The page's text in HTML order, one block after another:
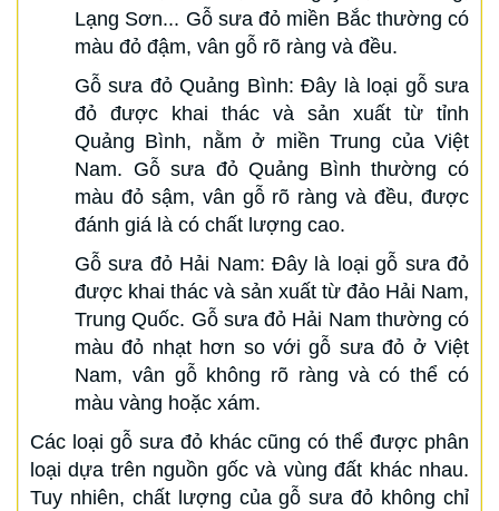
Lạng Sơn... Gỗ sưa đỏ miền Bắc thường có
màu đỏ đậm, vân gỗ rõ ràng và đều.
Gỗ sưa đỏ Quảng Bình: Đây là loại gỗ sưa
đỏ được khai thác và sản xuất từ tỉnh
Quảng Bình, nằm ở miền Trung của Việt
Nam. Gỗ sưa đỏ Quảng Bình thường có
màu đỏ sậm, vân gỗ rõ ràng và đều, được
đánh giá là có chất lượng cao.
Gỗ sưa đỏ Hải Nam: Đây là loại gỗ sưa đỏ
được khai thác và sản xuất từ đảo Hải Nam,
Trung Quốc. Gỗ sưa đỏ Hải Nam thường có
màu đỏ nhạt hơn so với gỗ sưa đỏ ở Việt
Nam, vân gỗ không rõ ràng và có thể có
màu vàng hoặc xám.
Các loại gỗ sưa đỏ khác cũng có thể được phân
loại dựa trên nguồn gốc và vùng đất khác nhau.
Tuy nhiên, chất lượng của gỗ sưa đỏ không chỉ